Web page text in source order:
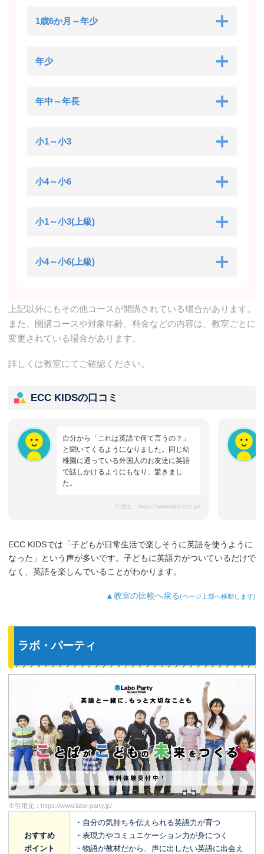
1歳6か月～年少
年少
年中～年長
小1～小3
小4～小6
小1～小3(上級)
小4～小6(上級)
上記以外にもその他コースが開講されている場合があります。
また、開講コースや対象年齢、料金などの内容は、教室ごとに
変更されている場合があります。
詳しくは教室にてご確認ください。
ECC KIDSの口コミ
自分から「これは英語で何て言うの？」
と聞いてくるようになりました。同じ幼
稚園に通っている外国人のお友達に英語
で話しかけるようにもなり、驚きまし
た。
引用元： https://www.kids.ecc.jp/
ECC KIDSでは「子どもが日常生活で楽しそうに英語を使うように
なった」という声が多いです。子どもに英語力がついているだけで
なく、英語を楽しんでいることがわかります。
▲教室の比較へ戻る(ページ上部へ移動します)
ラボ・パーティ
※引用元： https://www.labo-party.jp/
おすすめ
ポイント
・自分の気持ちを伝えられる英語力が育つ
・表現力やコミュニケーション力が身につく
・物語が教材だから、声に出したい英語に出会え